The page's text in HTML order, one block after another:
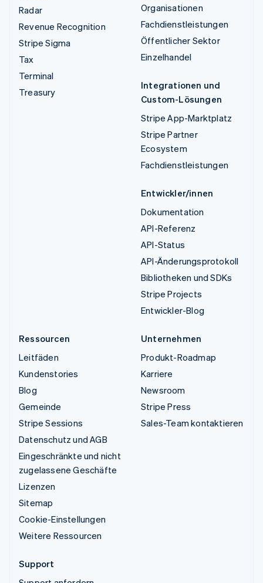
Radar
Revenue Recognition
Stripe Sigma
Tax
Terminal
Treasury
Organisationen
Fachdienstleistungen
Öffentlicher Sektor
Einzelhandel
Integrationen und
Custom-Lösungen
Stripe App-Marktplatz
Stripe Partner
Ecosystem
Fachdienstleistungen
Entwickler/innen
Dokumentation
API-Referenz
API-Status
API-Änderungsprotokoll
Bibliotheken und SDKs
Stripe Projects
Entwickler-Blog
Ressourcen
Leitfäden
Kundenstories
Blog
Gemeinde
Stripe Sessions
Datenschutz und AGB
Eingeschränkte und nicht
zugelassene Geschäfte
Lizenzen
Sitemap
Cookie-Einstellungen
Weitere Ressourcen
Unternehmen
Produkt-Roadmap
Karriere
Newsroom
Stripe Press
Sales-Team kontaktieren
Support